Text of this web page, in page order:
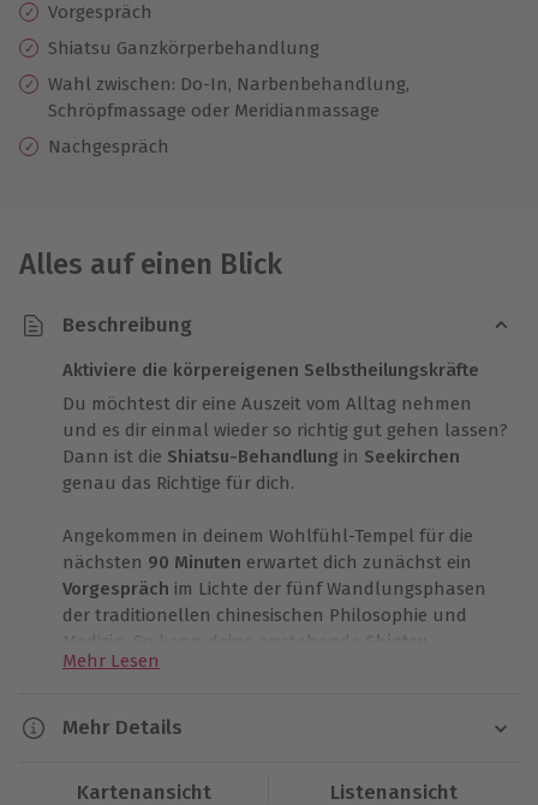
Vorgespräch
Shiatsu Ganzkörperbehandlung
Wahl zwischen: Do-In, Narbenbehandlung,
Schröpfmassage oder Meridianmassage
Nachgespräch
Alles auf einen Blick
Beschreibung
Aktiviere die körpereigenen Selbstheilungskräfte
Du möchtest dir eine Auszeit vom Alltag nehmen
und es dir einmal wieder so richtig gut gehen lassen?
Dann ist die Shiatsu-Behandlung in Seekirchen
genau das Richtige für dich.
Angekommen in deinem Wohlfühl-Tempel für die
nächsten 90 Minuten erwartet dich zunächst ein
Vorgespräch im Lichte der fünf Wandlungsphasen
der traditionellen chinesischen Philosophie und
Medizin. So kann deine anstehende
Shiatsu
Ganzkörperbehandlung
Japan stammende Methode manueller Körperarbeit,
Akupressurpunkte wird deine Lebensenergie ins
Mehr Lesen
Mehr Details
Kartenansicht Listenansicht